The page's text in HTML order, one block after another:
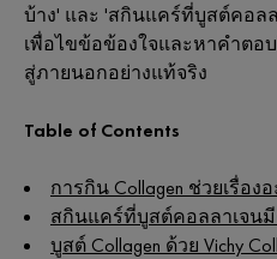
บ้าง' และ 'สกินแคร์ที่บูสต์คอ
เพื่อไขข้อข้องใจและหาคำตอ
สู่ภายนอกอย่างแท้จริง
Table of Contents
การกิน Collagen ช่วยเรื่อง
สกินแคร์ที่บูสต์คอลลาเจน
บูสต์ Collagen ด้วย Vichy